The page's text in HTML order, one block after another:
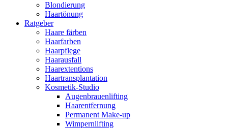
Blondierung
Haartönung
Ratgeber
Haare färben
Haarfarben
Haarpflege
Haarausfall
Haarextentions
Haartransplantation
Kosmetik-Studio
Augenbrauenlifting
Haarentfernung
Permanent Make-up
Wimpernlifting